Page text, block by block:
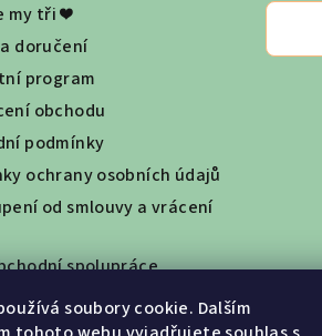
soubory cookie. Dalším
my tři ❤
doručení
program
obchodu
podmínky
ochrany osobních údajů
od smlouvy a vrácení
spolupráce